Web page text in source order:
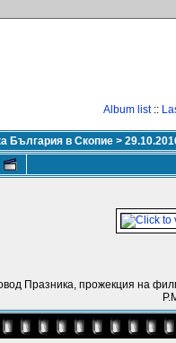
Album list::
България в Скопие >
Празника, прожекция на